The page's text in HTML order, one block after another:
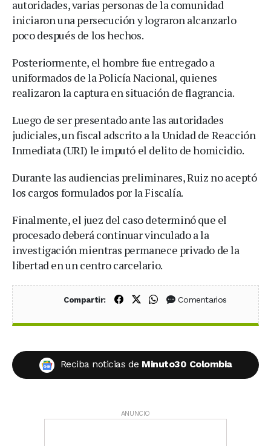
autoridades, varias personas de la comunidad
iniciaron una persecución y lograron alcanzarlo
poco después de los hechos.
Posteriormente, el hombre fue entregado a
uniformados de la Policía Nacional, quienes
realizaron la captura en situación de flagrancia.
Luego de ser presentado ante las autoridades
judiciales, un fiscal adscrito a la Unidad de Reacción
Inmediata (URI) le imputó el delito de homicidio.
Durante las audiencias preliminares, Ruiz no aceptó
los cargos formulados por la Fiscalía.
Finalmente, el juez del caso determinó que el
procesado deberá continuar vinculado a la
investigación mientras permanece privado de la
libertad en un centro carcelario.
Compartir: Compartir en Facebook
Compartir en X (Twitter)
Compartir en WhatsApp
Comentarios
Reciba noticias de Minuto30 Colombia
ANUNCIO